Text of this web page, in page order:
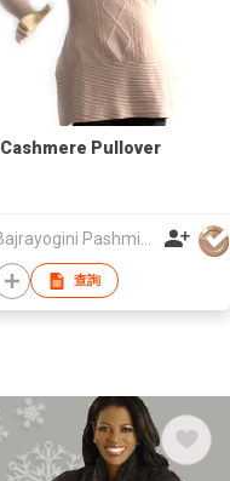
Cashmere Pullover
查詢